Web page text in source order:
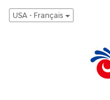
USA - Français